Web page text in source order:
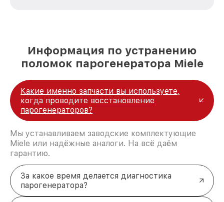
и лояльности наших клиентов.
Информация по устранению
поломок парогенератора Miele
Какие именно запчасти вы используете,
когда проводите восстановление
парогенераторов?
Мы устанавливаем заводские комплектующие
Miele или надёжные аналоги. На всё даём
гарантию.
За какое время делается диагностика
парогенератора?